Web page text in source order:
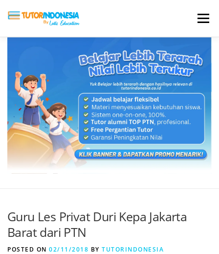
Menu
ABOUT US JADI PENGAJAR
BIAYA LES TESTIMONI PROFIL ALUMNI
BLOG DAFTAR SEKOLAH
Guru Les Privat Duri Kepa Jakarta
Barat dari PTN
POSTED ON 02/11/2018 BY TUTORINDONESIA